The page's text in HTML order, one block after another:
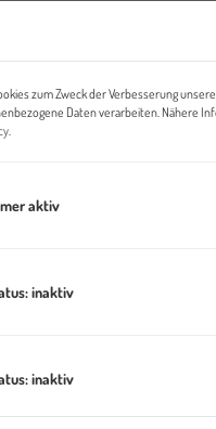
zum Zweck der Verbesserung
Daten verarbeiten. Nähere
.
aktiv
inaktiv
inaktiv